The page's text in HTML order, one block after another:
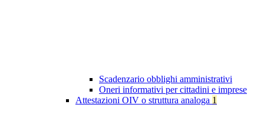
Scadenzario obblighi amministrativi
Oneri informativi per cittadini e imprese
Attestazioni OIV o struttura analoga 1